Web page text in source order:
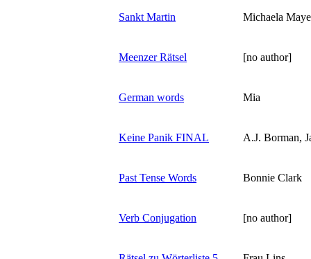
Sankt Martin Michaela
Meenzer Rätsel [no author]
German words Mia
Keine Panik FINAL A.J. Borman,
Past Tense Words Bonnie Clark
Verb Conjugation [no author]